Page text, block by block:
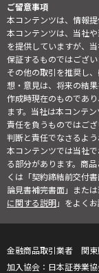
ご留意事項
本コンテンツは、情報提
本コンテンツは、当社
を提供していますが、
保証するものではござ
その他の取引を推奨し
想・意見は、将来の結
作成時現在のものであ
ます。当社は本コンテ
責任を負うものではご
判断と責任でなさるよう
本コンテンツでは当社
る部分があります。商
くは「契約締結前交付
論見書補完書面」また
に関する説明」をよく
金融商品取引業者 関東
日本証券業